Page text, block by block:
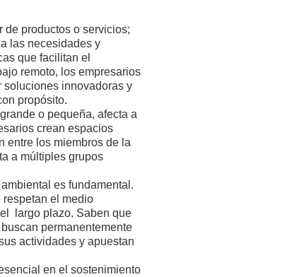
de productos o servicios;
las necesidades y
que facilitan el
remoto, los empresarios
soluciones innovadoras y
propósito.
o pequeña, afecta a
crean espacios
entre los miembros de la
a múltiples grupos
es fundamental.
respetan el medio
largo plazo. Saben que
permanentemente
actividades y apuestan
en el sostenimiento